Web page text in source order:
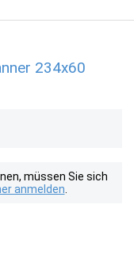
234x60
müssen Sie sich
anmelden